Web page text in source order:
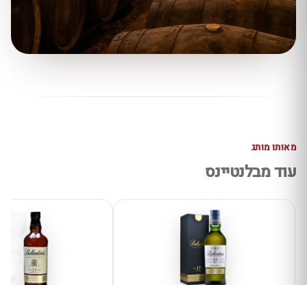
מאותו מותג
עוד מבלנטיינס